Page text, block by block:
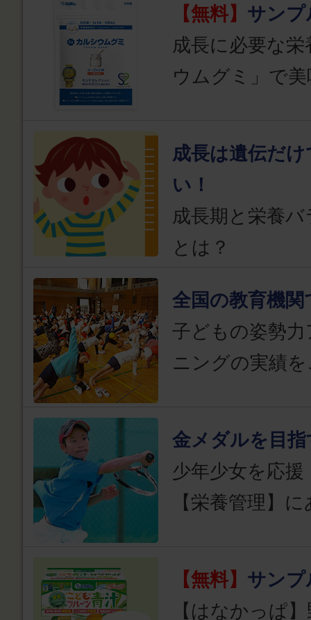
【無料】 サンプ
成長に必要な
ウムグミ」で
成長は遺伝だ
い！
成長期と栄養
とは？
全国の教育機関
子どもの姿勢
ニングの実績
金メダルを目指
少年少女を応
【栄養管理】
【無料】 サンプ
【はなかっぱ